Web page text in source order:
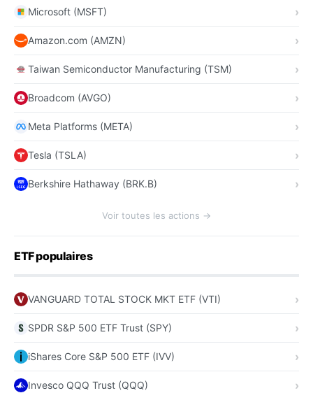
Microsoft (MSFT)
Amazon.com (AMZN)
Taiwan Semiconductor Manufacturing (TSM)
Broadcom (AVGO)
Meta Platforms (META)
Tesla (TSLA)
Berkshire Hathaway (BRK.B)
Voir toutes les actions →
ETF populaires
VANGUARD TOTAL STOCK MKT ETF (VTI)
SPDR S&P 500 ETF Trust (SPY)
iShares Core S&P 500 ETF (IVV)
Invesco QQQ Trust (QQQ)